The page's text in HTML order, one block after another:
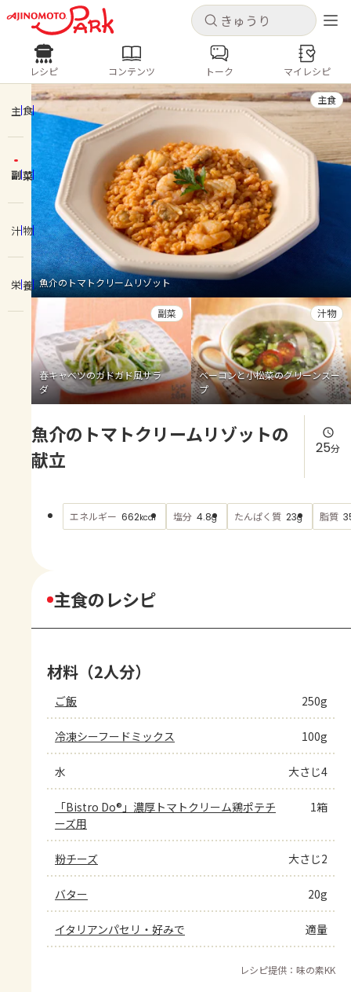
キャンセル
ログインするとレシピを保存できます
ログイン 新規登録
ホーム
コンテンツ
レシピ
よくあるお問い合わせ
お買い物
AJINOMOTO PARK とは
キャンセル
レシピ コンテンツ
人気の食材・レシピ
きゅうり なす トマト
とうもろこし
ピーマン
みょうが ゴーヤ
レシピ コンテンツ トーク マイレシピ
主食
副菜
汁物
栄養 魚介のトマトクリームリゾット
主食
春キャベツのガドガド風サラ
ダ
副菜
ベーコンと小松菜のグリーンスー
プ
汁物
魚介のトマトクリームリゾットの
献立
25分
エネルギー 662kcal 塩分 4.8g たんぱく質 23g 脂質
主食のレシピ
材料（2人分）
ご飯 250g
冷凍シーフードミックス 100g
水 大さじ4
「Bistro Do®」濃厚トマトクリーム鶏ポテチ
ーズ用
1箱
粉チーズ 大さじ2
バター 20g
イタリアンパセリ・好みで 適量
レシピ提供：味の素KK